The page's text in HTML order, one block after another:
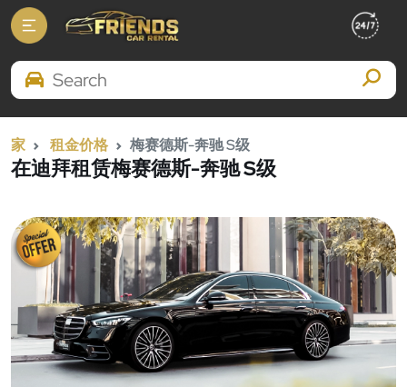
Search Brands
家 租金价格 梅赛德斯-奔驰 S级
在迪拜租赁梅赛德斯-奔驰 S级